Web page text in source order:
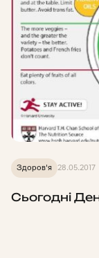
Здоров'я 28.05.2017
Сьогодні